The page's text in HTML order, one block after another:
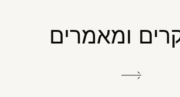
ומאמרים